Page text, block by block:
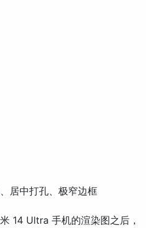
居中打孔、极窄边框
14 Ultra 手机的渲染图之后，